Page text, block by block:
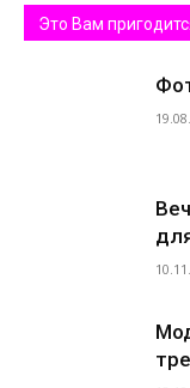
Это Вам